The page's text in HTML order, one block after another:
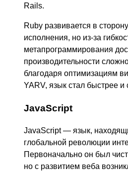
Rails.
Ruby развивается в
исполнения, но из-за
метапрограммирования
производительности
благодаря оптимизациям
YARV, язык стал быстрее и
JavaScript
JavaScript — язык,
глобальной революции
Первоначально он был
но с развитием веба